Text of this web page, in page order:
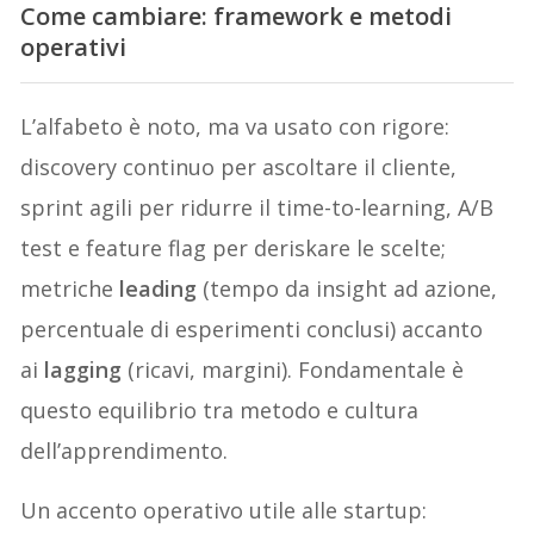
Come cambiare: framework e metodi
operativi
L’alfabeto è noto, ma va usato con rigore:
discovery continuo per ascoltare il cliente,
sprint agili per ridurre il time-to-learning, A/B
test e feature flag per deriskare le scelte;
metriche leading (tempo da insight ad azione,
percentuale di esperimenti conclusi) accanto
ai lagging (ricavi, margini). Fondamentale è
questo equilibrio tra metodo e cultura
dell’apprendimento.
Un accento operativo utile alle startup: